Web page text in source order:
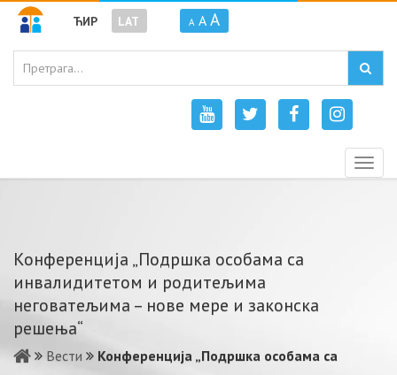
ЋИР LAT A A A
Конференција „Подршка особама са
инвалидитетом и родитељима
неговатељима – нове мере и законска
решења“
Вести
Конференција „Подршка особама са